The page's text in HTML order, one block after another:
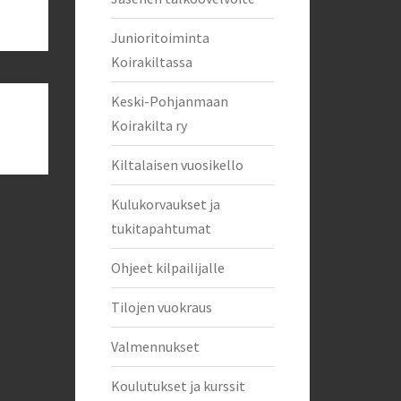
Junioritoiminta
Koirakiltassa
Keski-Pohjanmaan
Koirakilta ry
Kiltalaisen vuosikello
Kulukorvaukset ja
tukitapahtumat
Ohjeet kilpailijalle
Tilojen vuokraus
Valmennukset
Koulutukset ja kurssit